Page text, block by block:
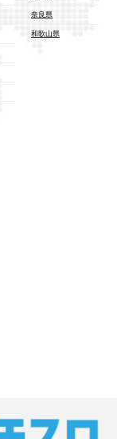
奈良県
和歌山県